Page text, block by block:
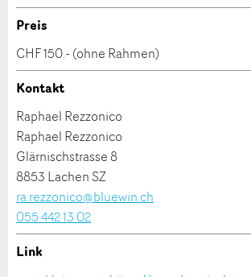
Adresse
Nachricht
Preis
CHF 150.- (ohne Rahmen)
Kontakt
Raphael Rezzonico
Raphael Rezzonico
Glärnischstrasse 8
8853 Lachen SZ
ra.rezzonico@bluewin.ch
055 442 13 02
Link